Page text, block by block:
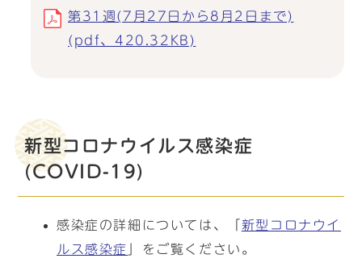
第31週(7月27日から8月2日まで)
(pdf、420.32KB)
新型コロナウイルス感染症
(COVID-19)
感染症の詳細については、「 新型コロナウイ
ルス感染症
」をご覧ください。